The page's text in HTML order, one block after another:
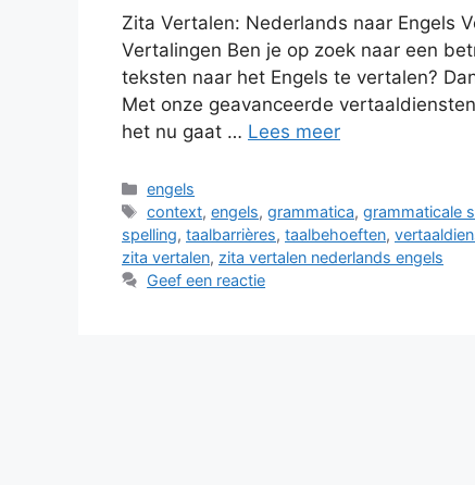
Zita Vertalen: Nederlands naar Engels
Vertalingen Ben je op zoek naar een
teksten naar het Engels te vertalen?
Met onze geavanceerde
het nu gaat … Lees meer
Categorieën
engels
Tags
context,engels,grammatica,grammaticale
spelling, taalbarrières, taalbehoeften,
zita vertalen, zita vertalen nederlands engels
Geef een reactie